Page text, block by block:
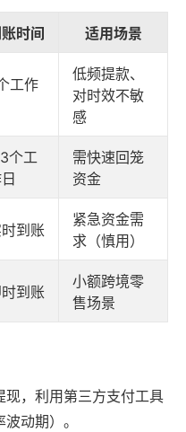
时间 适用场景
工作
低频提款、
对时效不敏
感
个工
需快速回笼
资金
到账
紧急资金需
求（慎用）
到账
小额跨境零
售场景
现，利用第三方支付工具
动期）。